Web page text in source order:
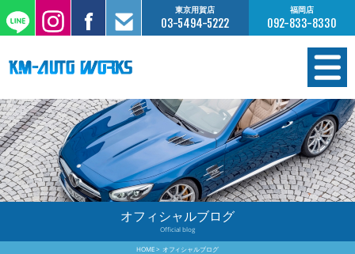
東京用賀店
03-5494-5222
福岡店
092-833-8330
在庫情報
オーダー販売
工場サービス
保証について
オフィシャルブログ
Official blog
HOME オフィシャルブログ